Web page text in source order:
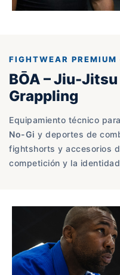
FIGHTWEAR
BŌA – Jiu-
Grappling
Equipamiento técnico para
No-Gi y deportes de
fightshorts y accesorios
competición y la